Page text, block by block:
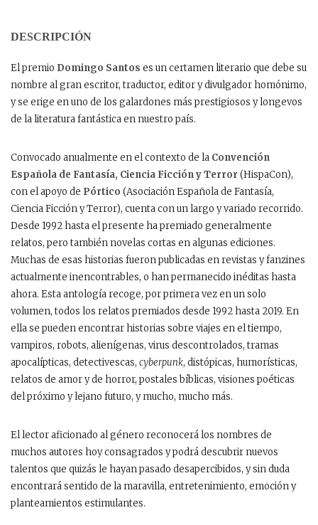
DESCRIPCIÓN
El premio Domingo Santos es un certamen literario que debe su
nombre al gran escritor, traductor, editor y divulgador homónimo,
y se erige en uno de los galardones más prestigiosos y longevos
de la literatura fantástica en nuestro país.
Convocado anualmente en el contexto de la Convención
Española de Fantasía, Ciencia Ficción y Terror (HispaCon),
con el apoyo de Pórtico (Asociación Española de Fantasía,
Ciencia Ficción y Terror), cuenta con un largo y variado recorrido.
Desde 1992 hasta el presente ha premiado generalmente
relatos, pero también novelas cortas en algunas ediciones.
Muchas de esas historias fueron publicadas en revistas y fanzines
actualmente inencontrables, o han permanecido inéditas hasta
ahora. Esta antología recoge, por primera vez en un solo
volumen, todos los relatos premiados desde 1992 hasta 2019. En
ella se pueden encontrar historias sobre viajes en el tiempo,
vampiros, robots, alienígenas, virus descontrolados, tramas
apocalípticas, detectivescas, cyberpunk, distópicas, humorísticas,
relatos de amor y de horror, postales bíblicas, visiones poéticas
del próximo y lejano futuro, y mucho, mucho más.
El lector aficionado al género reconocerá los nombres de
muchos autores hoy consagrados y podrá descubrir nuevos
talentos que quizás le hayan pasado desapercibidos, y sin duda
encontrará sentido de la maravilla, entretenimiento, emoción y
planteamientos estimulantes.